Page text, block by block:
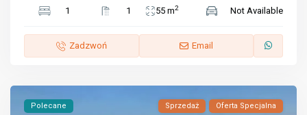
1 1 55 m2 Not Available
Zadzwoń Email
Polecane Sprzedaż Oferta Specjalna